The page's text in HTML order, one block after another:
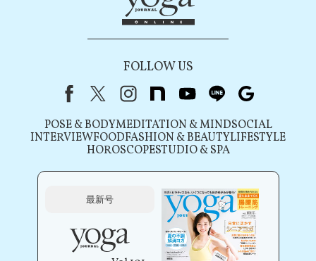
FOLLOW US
FacebookX（旧Twitter）
instagram
note youtubeline
POSE & BODYMEDITATION & MINDSOCIAL
INTERVIEWFOODFASHION & BEAUTYLIFESTYLE
HOROSCOPESTUDIO & SPA
最新号